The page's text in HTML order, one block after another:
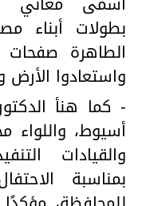
بطولات أبناء
الطاهرة
واستعادوا الأرض
- كما هنأ
أسيوط،
والقيادات